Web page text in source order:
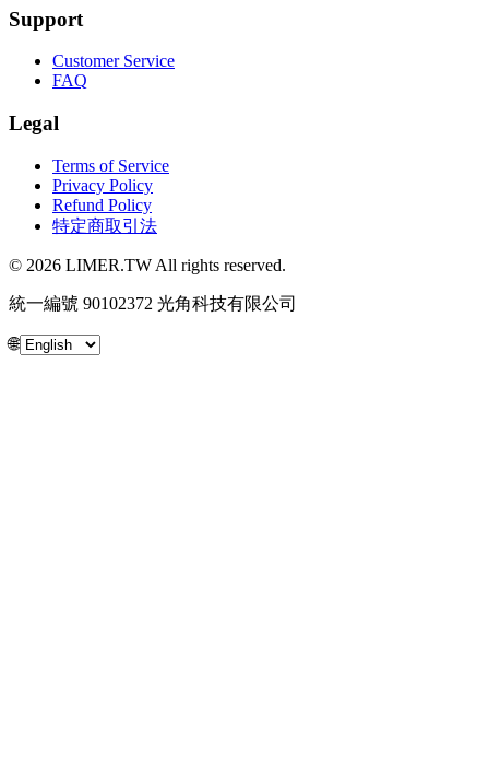
Support
Customer Service
FAQ
Legal
Terms of Service
Privacy Policy
Refund Policy
特定商取引法
© 2026 LIMER.TW All rights reserved.
統一編號 90102372 光角科技有限公司
🌐